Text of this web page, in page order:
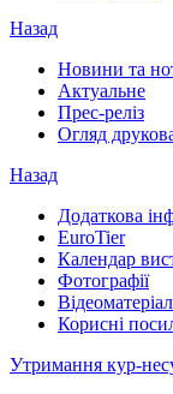
Назад
Новини та
Актуальне
Прес-реліз
Огляд
Назад
Додаткова
EuroTier
Календар
Фотографії
Корисні
Утримання кур-